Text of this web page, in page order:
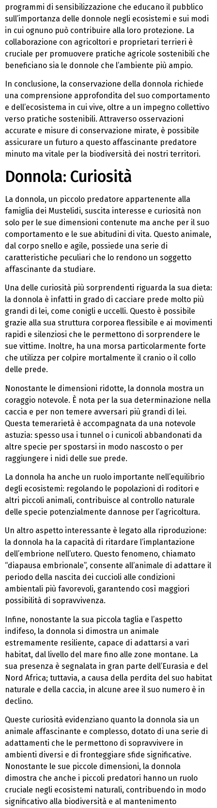
programmi di sensibilizzazione che educano il pubblico
sull’importanza delle donnole negli ecosistemi e sui modi
in cui ognuno può contribuire alla loro protezione. La
collaborazione con agricoltori e proprietari terrieri è
cruciale per promuovere pratiche agricole sostenibili che
beneficiano sia le donnole che l’ambiente più ampio.
In conclusione, la conservazione della donnola richiede
una comprensione approfondita del suo comportamento
e dell’ecosistema in cui vive, oltre a un impegno collettivo
verso pratiche sostenibili. Attraverso osservazioni
accurate e misure di conservazione mirate, è possibile
assicurare un futuro a questo affascinante predatore
minuto ma vitale per la biodiversità dei nostri territori.
Donnola: Curiosità
La donnola, un piccolo predatore appartenente alla
famiglia dei Mustelidi, suscita interesse e curiosità non
solo per le sue dimensioni contenute ma anche per il suo
comportamento e le sue abitudini di vita. Questo animale,
dal corpo snello e agile, possiede una serie di
caratteristiche peculiari che lo rendono un soggetto
affascinante da studiare.
Una delle curiosità più sorprendenti riguarda la sua dieta:
la donnola è infatti in grado di cacciare prede molto più
grandi di lei, come conigli e uccelli. Questo è possibile
grazie alla sua struttura corporea flessibile e ai movimenti
rapidi e silenziosi che le permettono di sorprendere le
sue vittime. Inoltre, ha una morsa particolarmente forte
che utilizza per colpire mortalmente il cranio o il collo
delle prede.
Nonostante le dimensioni ridotte, la donnola mostra un
coraggio notevole. È nota per la sua determinazione nella
caccia e per non temere avversari più grandi di lei.
Questa temerarietà è accompagnata da una notevole
astuzia: spesso usa i tunnel o i cunicoli abbandonati da
altre specie per spostarsi in modo nascosto o per
raggiungere i nidi delle sue prede.
La donnola ha anche un ruolo importante nell’equilibrio
degli ecosistemi: regolando le popolazioni di roditori e
altri piccoli animali, contribuisce al controllo naturale
delle specie potenzialmente dannose per l’agricoltura.
Un altro aspetto interessante è legato alla riproduzione:
la donnola ha la capacità di ritardare l’implantazione
dell’embrione nell’utero. Questo fenomeno, chiamato
“diapausa embrionale”, consente all’animale di adattare il
periodo della nascita dei cuccioli alle condizioni
ambientali più favorevoli, garantendo così maggiori
possibilità di sopravvivenza.
Infine, nonostante la sua piccola taglia e l’aspetto
indifeso, la donnola si dimostra un animale
estremamente resiliente, capace di adattarsi a vari
habitat, dal livello del mare fino alle zone montane. La
sua presenza è segnalata in gran parte dell’Eurasia e del
Nord Africa; tuttavia, a causa della perdita del suo habitat
naturale e della caccia, in alcune aree il suo numero è in
declino.
Queste curiosità evidenziano quanto la donnola sia un
animale affascinante e complesso, dotato di una serie di
adattamenti che le permettono di sopravvivere in
ambienti diversi e di fronteggiare sfide significative.
Nonostante le sue piccole dimensioni, la donnola
dimostra che anche i piccoli predatori hanno un ruolo
cruciale negli ecosistemi naturali, contribuendo in modo
significativo alla biodiversità e al mantenimento